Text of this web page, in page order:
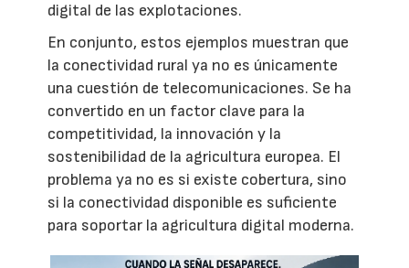
digital de las explotaciones.
En conjunto, estos ejemplos muestran que
la conectividad rural ya no es únicamente
una cuestión de telecomunicaciones. Se ha
convertido en un factor clave para la
competitividad, la innovación y la
sostenibilidad de la agricultura europea. El
problema ya no es si existe cobertura, sino
si la conectividad disponible es suficiente
para soportar la agricultura digital moderna.